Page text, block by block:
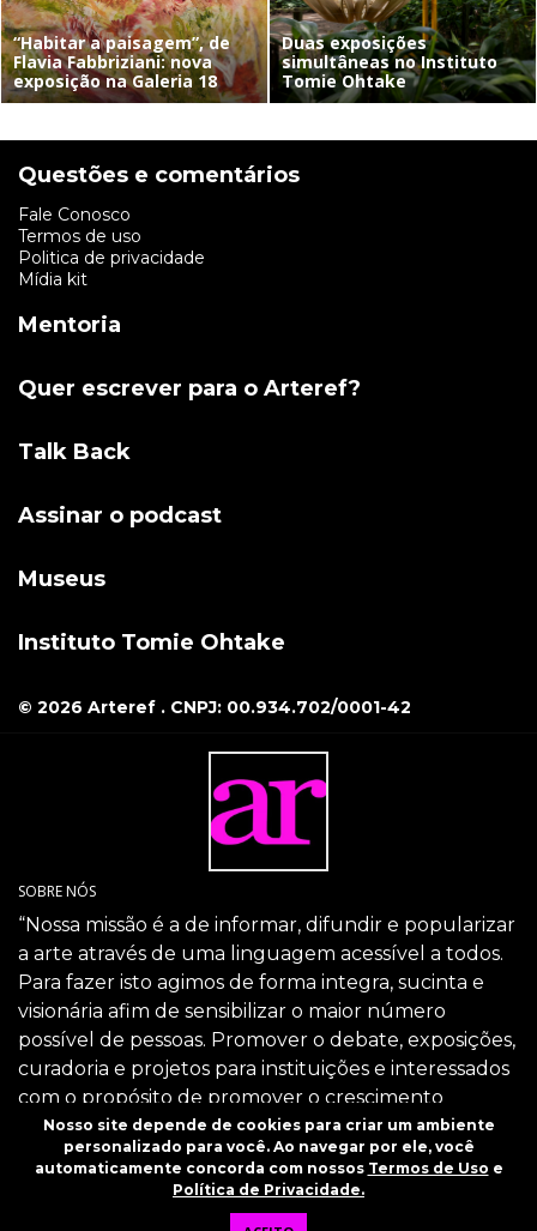
“Habitar a paisagem”, de
Flavia Fabbriziani: nova
exposição na Galeria 18
Duas exposições
simultâneas no Instituto
Tomie Ohtake
Questões e comentários
Fale Conosco
Termos de uso
Politica de privacidade
Mídia kit
Mentoria
Quer escrever para o Arteref?
Talk Back
Assinar o podcast
Museus
Instituto Tomie Ohtake
© 2026 Arteref . CNPJ: 00.934.702/0001-42
SOBRE NÓS
“Nossa missão é a de informar, difundir e popularizar
a arte através de uma linguagem acessível a todos.
Para fazer isto agimos de forma integra, sucinta e
visionária afim de sensibilizar o maior número
possível de pessoas. Promover o debate, exposições,
curadoria e projetos para instituições e interessados
com o propósito de promover o crescimento
intelectual da sociedade através da arte.”
SIGA-NOS
Nosso site depende de cookies para criar um ambiente
personalizado para você. Ao navegar por ele, você
automaticamente concorda com nossos Termos de Uso e
Política de Privacidade.